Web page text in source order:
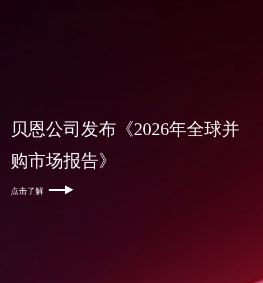
贝恩公司发布《2026年全球并
购市场报告》
点击了解